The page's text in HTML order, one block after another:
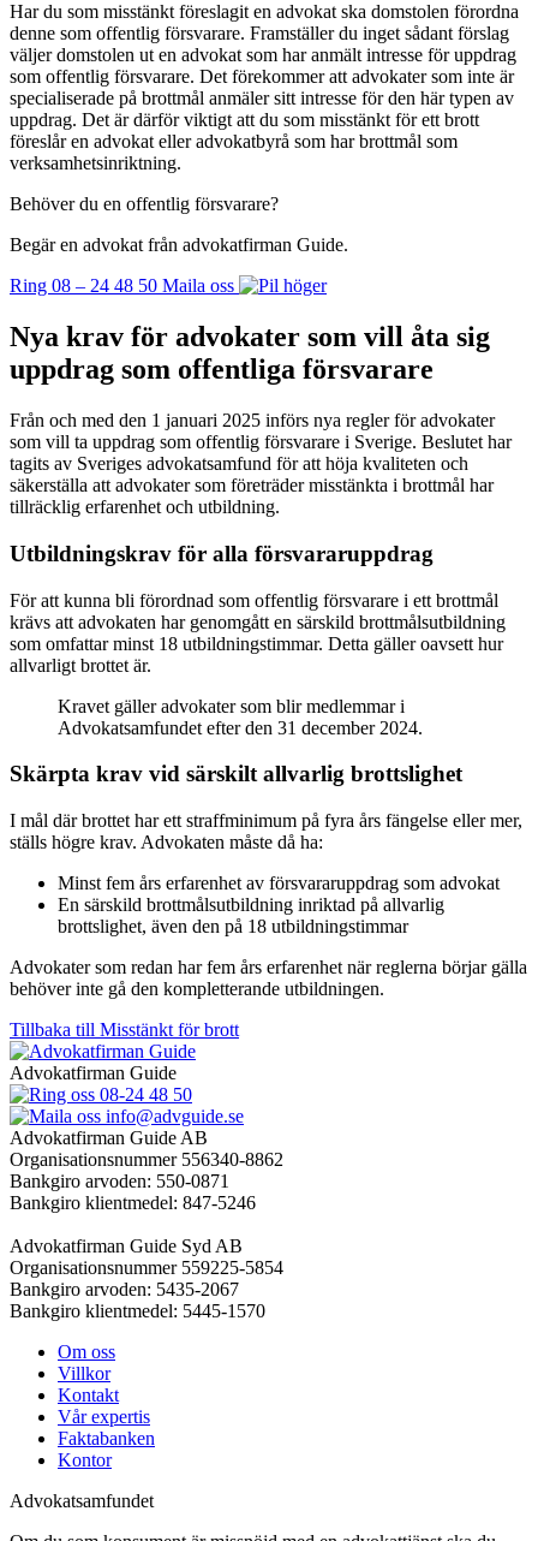
Har du som misstänkt föreslagit en advokat ska domstolen förordna
denne som offentlig försvarare. Framställer du inget sådant förslag
väljer domstolen ut en advokat som har anmält intresse för uppdrag
som offentlig försvarare. Det förekommer att advokater som inte är
specialiserade på brottmål anmäler sitt intresse för den här typen av
uppdrag. Det är därför viktigt att du som misstänkt för ett brott
föreslår en advokat eller advokatbyrå som har brottmål som
verksamhetsinriktning.
Behöver du en offentlig försvarare?
Begär en advokat från advokatfirman Guide.
Ring 08 – 24 48 50 Maila oss
Nya krav för advokater som vill åta sig
uppdrag som offentliga försvarare
Från och med den 1 januari 2025 införs nya regler för advokater
som vill ta uppdrag som offentlig försvarare i Sverige. Beslutet har
tagits av Sveriges advokatsamfund för att höja kvaliteten och
säkerställa att advokater som företräder misstänkta i brottmål har
tillräcklig erfarenhet och utbildning.
Utbildningskrav för alla försvararuppdrag
För att kunna bli förordnad som offentlig försvarare i ett brottmål
krävs att advokaten har genomgått en särskild brottmålsutbildning
som omfattar minst 18 utbildningstimmar. Detta gäller oavsett hur
allvarligt brottet är.
Kravet gäller advokater som blir medlemmar i
Advokatsamfundet efter den 31 december 2024.
Skärpta krav vid särskilt allvarlig brottslighet
I mål där brottet har ett straffminimum på fyra års fängelse eller mer,
ställs högre krav. Advokaten måste då ha:
Minst fem års erfarenhet av försvararuppdrag som advokat
En särskild brottmålsutbildning inriktad på allvarlig
brottslighet, även den på 18 utbildningstimmar
Advokater som redan har fem års erfarenhet när reglerna börjar gälla
behöver inte gå den kompletterande utbildningen.
Tillbaka till Misstänkt för brott
Advokatfirman Guide
08-24 48 50
info@advguide.se
Advokatfirman Guide AB
Organisationsnummer 556340-8862
Bankgiro arvoden: 550-0871
Bankgiro klientmedel: 847-5246
Advokatfirman Guide Syd AB
Organisationsnummer 559225-5854
Bankgiro arvoden: 5435-2067
Bankgiro klientmedel: 5445-1570
Om oss
Villkor
Kontakt
Vår expertis
Faktabanken
Kontor
Advokatsamfundet